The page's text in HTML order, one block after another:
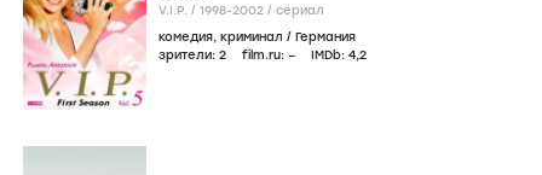
V.I.P. / 1998-2002 / сериал
комедия, криминал / Германия
зрители: 2 film.ru: – IMDb: 4,2